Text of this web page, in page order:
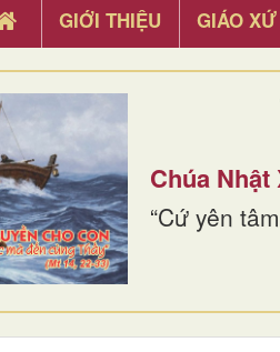
GIỚI THIỆU GIÁO XỨ
Chúa
“Cứ yên